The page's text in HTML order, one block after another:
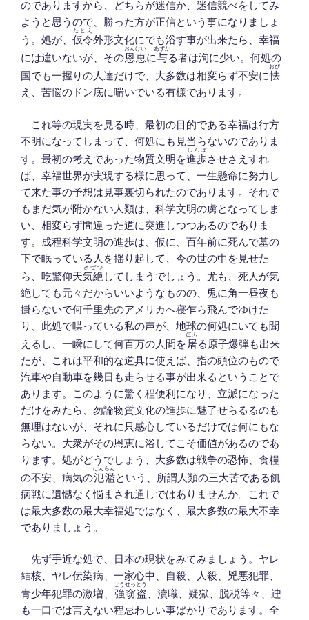
のでありますから、どちらが迷信か、迷信競べをしてみ
ようと思うので、勝った方が正信という事になりましょ
う。処が、 仮令
たとえ
外形文化にでも浴す事が出来たら、幸福
には違いないが、その恩恵
おんけい
に与
あずか
る者は洵に少い。何処の
国でも一握りの人達だけで、大多数は相変らず不安に怯
おび
え、苦悩のドン底に喘いでいる有様であります。
これ等の現実を見る時、最初の目的である幸福は行方
不明になってしまって、何処にも見当らないのでありま
す。最初の考えであった物質文明を進歩
しんぽ
させさえすれ
ば、幸福世界が実現する様に思って、一生懸命に努力し
て来た事の予想は見事裏切られたのであります。それで
もまだ気が附かない人類は、科学文明の虜となってしま
い、相変らず間違った道に突進しつつあるのでありま
す。成程科学文明の進歩は、仮に、百年前に死んで墓の
下で眠っている人を揺り起して、今の世の中を見せた
ら、吃驚仰天気絶
きぜつ
してしまうでしょう。尤も、死人が気
絶しても元々だからいいようなものの、兎に角一昼夜も
掛らないで何千里先のアメリカへ寝乍ら飛んでゆけた
り、此処で喋っている私の声が、地球の何処にいても聞
えるし、一瞬にして何百万の人間を 屠
ほふ
る原子爆弾も出来
たが、これは平和的な道具に使えば、指の頭位のもので
汽車や自動車を幾日も走らせる事が出来るということで
あります。このように驚く程便利になり、立派になった
だけをみたら、勿論物質文化の進歩に魅了せらるるのも
無理はないが、それに只感心しているだけでは何にもな
らない。大衆がその恩恵に浴してこそ価値があるのであ
ります。処がどうでしょう、大多数は戦争の恐怖、食糧
の不安、病気の氾濫
はんらん
という、所謂人類の三大苦である飢
病戦に遺憾なく悩まされ通しではありませんか。これで
は最大多数の最大幸福処ではなく、最大多数の最大不幸
でありましょう。
先ず手近な処で、日本の現状をみてみましょう。ヤレ
結核、ヤレ伝染病、一家心中、自殺、人殺、兇悪犯罪、
青少年犯罪の激増、 強
ごう
窃盗
せっとう
、瀆職、疑獄、脱税等々、迚
も一口では言えない程忌わしい事ばかりであります。全